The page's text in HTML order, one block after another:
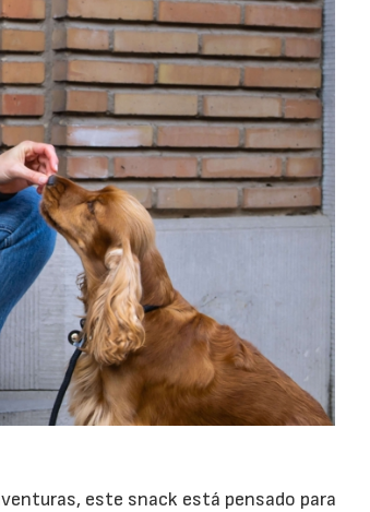
este snack está pensado para